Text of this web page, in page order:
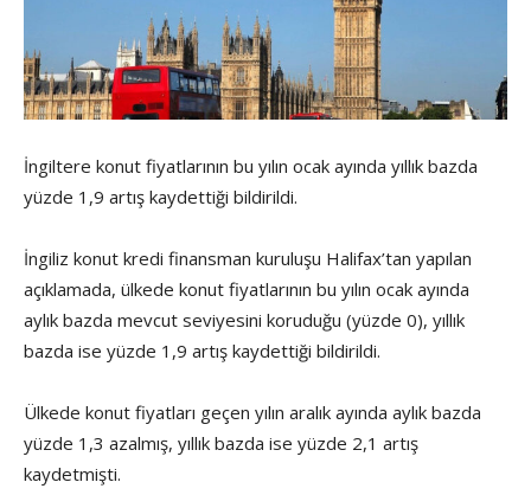
İngiltere konut fiyatlarının bu yılın ocak ayında yıllık bazda
yüzde 1,9 artış kaydettiği bildirildi.
İngiliz konut kredi finansman kuruluşu Halifax’tan yapılan
açıklamada, ülkede konut fiyatlarının bu yılın ocak ayında
aylık bazda mevcut seviyesini koruduğu (yüzde 0), yıllık
bazda ise yüzde 1,9 artış kaydettiği bildirildi.
Ülkede konut fiyatları geçen yılın aralık ayında aylık bazda
yüzde 1,3 azalmış, yıllık bazda ise yüzde 2,1 artış
kaydetmişti.